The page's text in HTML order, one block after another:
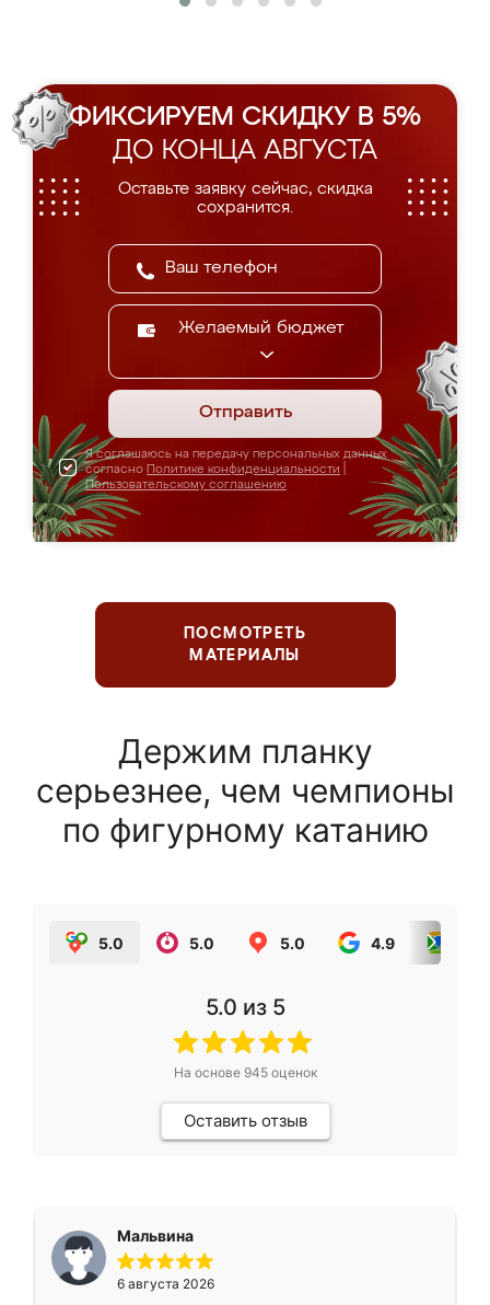
ФИКСИРУЕМ СКИДКУ В 5%
ДО КОНЦА АВГУСТА
Оставьте заявку сейчас, скидка
сохранится.
Желаемый бюджет
Отправить
Я соглашаюсь на передачу персональных данных
согласно Политике конфиденциальности
Пользовательскому соглашению
ПОСМОТРЕТЬ
МАТЕРИАЛЫ
Держим планку
серьезнее, чем чемпионы
по фигурному катанию
5.0 5.0 5.0 4.9
5.0 из 5
На основе 945оценок
Оставить отзыв
Мальвина
6 августа 2026